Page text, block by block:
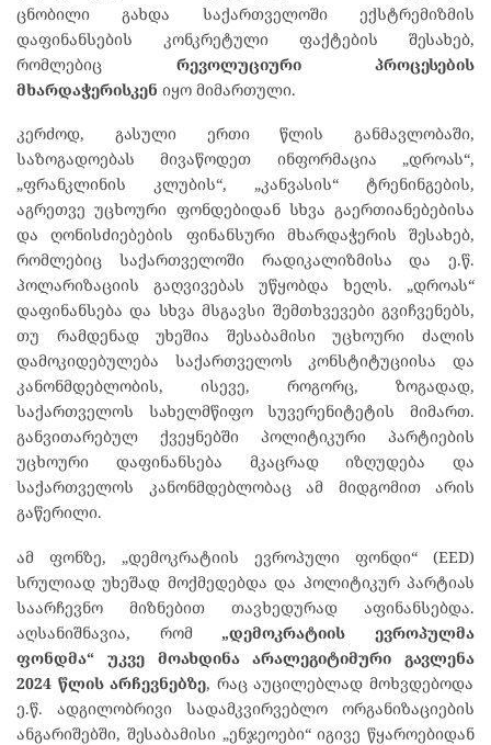
ცნობილი გახდა საქართველოში ექსტრემიზმის
დაფინანსების კონკრეტული ფაქტების შესახებ,
რომლებიც რევოლუციური
პროცესების
მხარდაჭერისკენ იყო მიმართული.
კერძოდ, გასული ერთი წლის განმავლობაში,
საზოგადოებას მივაწოდეთ ინფორმაცია „დროას“,
„ფრანკლინის კლუბის“, „კანვასის“ ტრენინგების,
აგრეთვე უცხოური ფონდებიდან სხვა გაერთიანებებისა
და ღონისძიებების ფინანსური მხარდაჭერის შესახებ,
რომლებიც საქართველოში რადიკალიზმისა და ე.წ.
პოლარიზაციის გაღვივებას უწყობდა ხელს. „დროას“
დაფინანსება და სხვა მსგავსი შემთხვევები გვიჩვენებს,
თუ რამდენად უხეშია შესაბამისი უცხოური ძალის
დამოკიდებულება საქართველოს კონსტიტუციისა და
კანონმდებლობის, ისევე, როგორც, ზოგადად,
საქართველოს სახელმწიფო სუვერენიტეტის მიმართ.
განვითარებულ ქვეყნებში პოლიტიკური პარტიების
უცხოური დაფინანსება მკაცრად იზღუდება და
საქართველოს კანონმდებლობაც ამ მიდგომით არის
გაწერილი.
ამ ფონზე, „დემოკრატიის ევროპული ფონდი“ (EED)
სრულიად უხეშად მოქმედებდა და პოლიტიკურ პარტიას
საარჩევნო მიზნებით თავხედურად აფინანსებდა.
აღსანიშნავია, რომ „დემოკრატიის
ევროპულმა
ფონდმა“ უკვე მოახდინა არალეგიტიმური
გავლენა
2024 წლის არჩევნებზე, რაც აუცილებლად მოხვდებოდა
ე.წ. ადგილობრივი სადამკვირვებლო ორგანიზაციების
ანგარიშებში, შესაბამისი „ენჯეოები“ იგივე წყაროებიდან